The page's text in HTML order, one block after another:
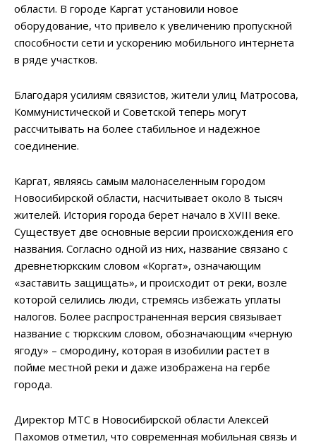
области. В городе Каргат установили новое
оборудование, что привело к увеличению пропускной
способности сети и ускорению мобильного интернета
в ряде участков.
Благодаря усилиям связистов, жители улиц Матросова,
Коммунистической и Советской теперь могут
рассчитывать на более стабильное и надежное
соединение.
Каргат, являясь самым малонаселенным городом
Новосибирской области, насчитывает около 8 тысяч
жителей. История города берет начало в XVIII веке.
Существует две основные версии происхождения его
названия. Согласно одной из них, название связано с
древнетюркским словом «Коргат», означающим
«заставить защищать», и происходит от реки, возле
которой селились люди, стремясь избежать уплаты
налогов. Более распространенная версия связывает
название с тюркским словом, обозначающим «черную
ягоду» – смородину, которая в изобилии растет в
пойме местной реки и даже изображена на гербе
города.
Директор МТС в Новосибирской области Алексей
Пахомов отметил, что современная мобильная связь и